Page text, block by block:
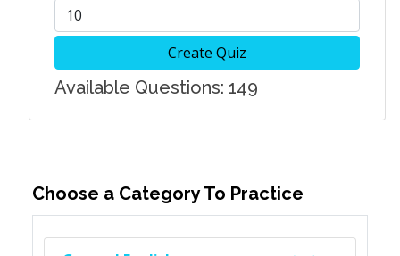
Create Quiz
Available Questions: 149
Choose a Category To Practice